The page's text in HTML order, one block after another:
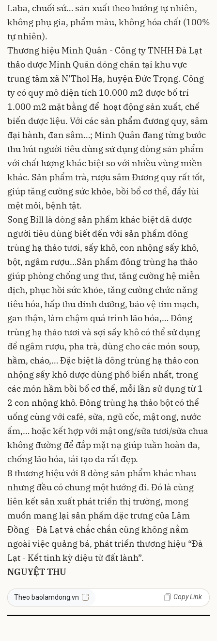
Laba, chuối sứ… sản xuất theo hướng tự nhiên,
không phụ gia, phẩm màu, không hóa chất (100%
tự nhiên).
Thương hiệu Minh Quân - Công ty TNHH Đà Lạt
thảo dược Minh Quân đóng chân tại khu vực
trung tâm xã N’Thol Hạ, huyện Đức Trọng. Công
ty có quy mô diện tích 10.000 m2 được bố trí
1.000 m2 mặt bằng để hoạt động sản xuất, chế
biến dược liệu. Với các sản phẩm đương quy, sâm
đại hành, đan sâm…; Minh Quân đang từng bước
thu hút người tiêu dùng sử dụng dòng sản phẩm
với chất lượng khác biệt so với nhiều vùng miền
khác. Sản phẩm trà, rượu sâm Đương quy rất tốt,
giúp tăng cường sức khỏe, bồi bổ cơ thể, đẩy lùi
mệt mỏi, bệnh tật.
Song Bill là dòng sản phẩm khác biệt đã được
người tiêu dùng biết đến với sản phẩm đông
trùng hạ thảo tươi, sấy khô, con nhộng sấy khô,
bột, ngâm rượu…Sản phẩm đông trùng hạ thảo
giúp phòng chống ung thư, tăng cường hệ miễn
dịch, phục hồi sức khỏe, tăng cường chức năng
tiêu hóa, hấp thu dinh dưỡng, bảo vệ tim mạch,
gan thận, làm chậm quá trình lão hóa,… Đông
trùng hạ thảo tươi và sợi sấy khô có thể sử dụng
để ngâm rượu, pha trà, dùng cho các món soup,
hầm, cháo,… Đặc biệt là đông trùng hạ thảo con
nhộng sấy khô được dùng phổ biến nhất, trong
các món hầm bồi bổ cơ thể, mỗi lần sử dụng từ 1-
2 con nhộng khô. Đông trùng hạ thảo bột có thể
uống cùng với café, sữa, ngũ cốc, mật ong, nước
ấm,… hoặc kết hợp với mật ong/sữa tươi/sữa chua
không đường để đắp mặt nạ giúp tuần hoàn da,
chống lão hóa, tái tạo da rất đẹp.
8 thương hiệu với 8 dòng sản phẩm khác nhau
nhưng đều có chung một hướng đi. Đó là cùng
liên kết sản xuất phát triển thị trường, mong
muốn mang lại sản phẩm đặc trưng của Lâm
Đồng - Đà Lạt và chắc chắn cũng không nằm
ngoài việc quảng bá, phát triển thương hiệu “Đà
Lạt - Kết tinh kỳ diệu từ đất lành”.
NGUYỆT THU
Theo baolamdong.vn Copy Link